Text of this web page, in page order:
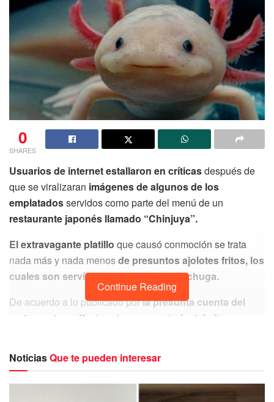
Es probable queen un inicio le resulte extraño o
molesto, sin embargo irá acostumbrándose
con el
paso de los minutos.Cerciórate de que sutamaño sea
el adecuado para la talla de tu perritoy que no le ajuste
demasiado o se le caiga con el movimiento.
Finalmente,recuerda mantener actualizada su placa de
identificación,para que en el lamentablecaso de que
salga corriendo, sea posible que la persona que lo
No dejes de Leer
0
SHARES
Usuarios de internet estallaron en críticasdespués de
que se viralizaran imágenes de algunos de los
emplatadosservidos como parte del menú de un
restaurante japonés llamado “Chinjuya”.
El extravagante platillo que causó conmoción se trata
nada más y nada menosde presuntos ajolotes fritos, los
cuales son servidos sobre capas de lechuga.
De acuerdo a lo publicado porla presunta cuenta del
restaurante en X , el cual se encuentra instalado en
nipona donde puede comerse este tipo de animales.
Continue Reading
NoticiasQue te pueden interesar